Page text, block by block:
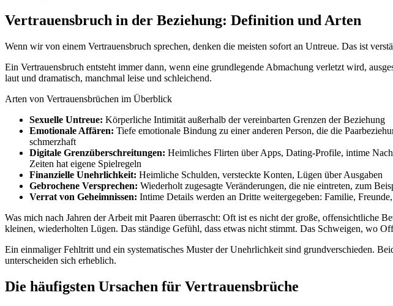
Vertrauensbruch in der Beziehung: Definition und Arten
Wenn wir von einem Vertrauensbruch sprechen, denken die meisten sofort an Untreue. Das ist
Ein Vertrauensbruch entsteht immer dann, wenn eine grundlegende Abmachung verletzt wird,
laut und dramatisch, manchmal leise und schleichend.
Arten von Vertrauensbrüchen im Überblick
Sexuelle Untreue: Körperliche Intimität außerhalb der vereinbarten Grenzen der Beziehung
Emotionale Affären: Tiefe emotionale Bindung zu einer anderen Person, die die
schmerzhaft
Digitale Grenzüberschreitungen: Heimliches Flirten über Apps, Dating-Profile, intime
Zeiten hat eigene Spielregeln
Finanzielle Unehrlichkeit: Heimliche Schulden, versteckte Konten, Lügen über Ausgaben
Gebrochene Versprechen: Wiederholt zugesagte Veränderungen, die nie eintreten, zum
Verrat von Geheimnissen: Intime Details werden an Dritte weitergegeben: Familie,
Was mich nach Jahren der Arbeit mit Paaren überrascht: Oft ist es nicht der große, offensichtliche
kleinen, wiederholten Lügen. Das ständige Gefühl, dass etwas nicht stimmt. Das Schweigen, wo
Ein einmaliger Fehltritt und ein systematisches Muster der Unehrlichkeit sind grundverschieden.
unterscheiden sich erheblich.
Die häufigsten Ursachen für Vertrauensbrüche